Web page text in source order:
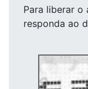
Para liberar o
responda ao